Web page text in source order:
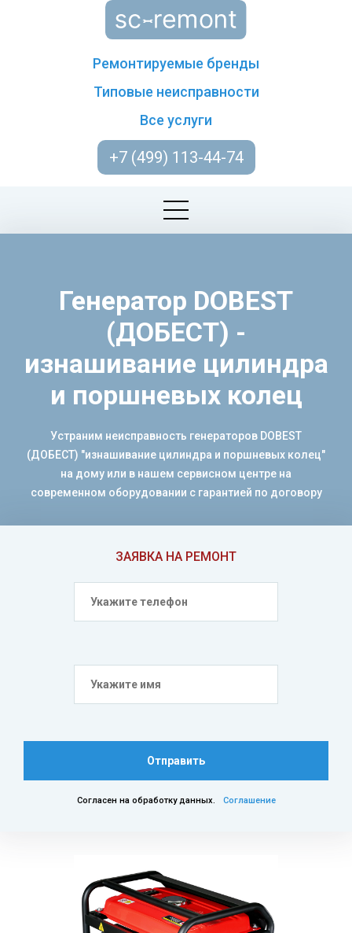
Ремонтируемые бренды
Типовые неисправности
Все услуги
+7 (499) 113-44-74
ЗАЯВКА НА РЕМОНТ
Отправить
Согласен на обработку данных. Соглашение
Генератор DOBEST
(ДОБЕСТ) -
изнашивание цилиндра
и поршневых колец
Устраним неисправность генераторов DOBEST
(ДОБЕСТ) "изнашивание цилиндра и поршневых колец"
на дому или в нашем сервисном центре на
современном оборудовании с гарантией по договору